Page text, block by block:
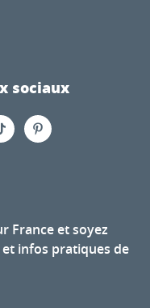
sociaux
France et soyez
infos pratiques de